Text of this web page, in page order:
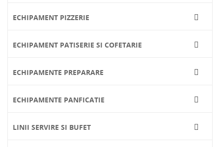
ECHIPAMENT PIZZERIE 
ECHIPAMENT PATISERIE SI COFETARIE 
ECHIPAMENTE PREPARARE 
ECHIPAMENTE PANFICATIE 
LINII SERVIRE SI BUFET 